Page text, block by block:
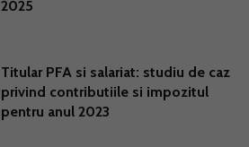
2025
Titular PFA si salariat: studiu de caz
privind contributiile si impozitul
pentru anul 2023